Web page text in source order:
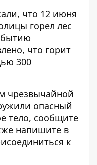
что 12 июня
горел лес
что горит
300
чрезвычайной
опасный
тело, сообщите
напишите в
к